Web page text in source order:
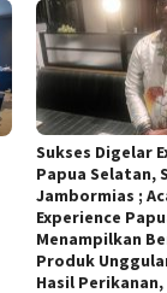
Sukses Digelar
Papua Selatan,
Jambormias ;
Experience
Menampilkan
Produk
Hasil